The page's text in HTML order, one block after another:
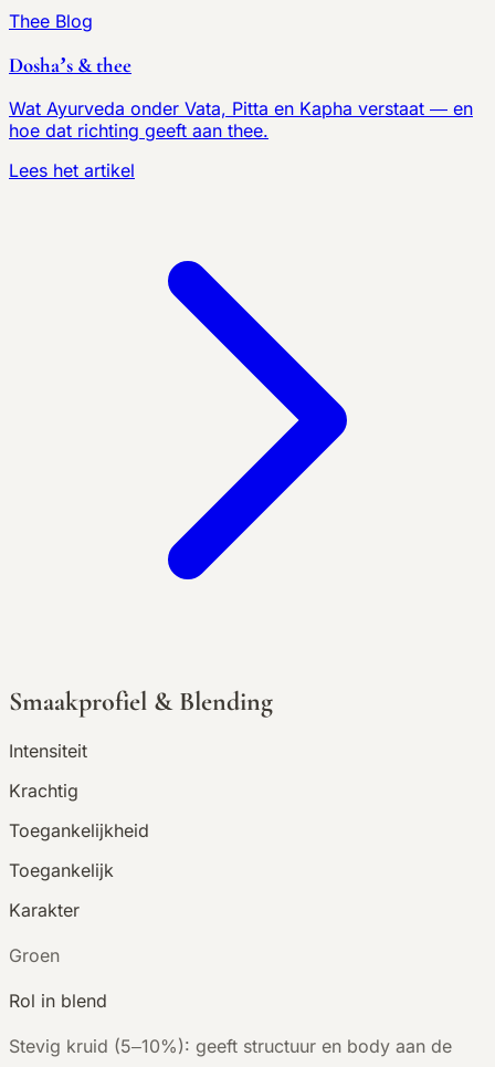
Thee Blog
Dosha’s & thee
Wat Ayurveda onder Vata, Pitta en Kapha verstaat — en
hoe dat richting geeft aan thee.
Lees het artikel
Smaakprofiel & Blending
Intensiteit
Krachtig
Toegankelijkheid
Toegankelijk
Karakter
Groen
Rol in blend
Stevig kruid (5–10%): geeft structuur en body aan de